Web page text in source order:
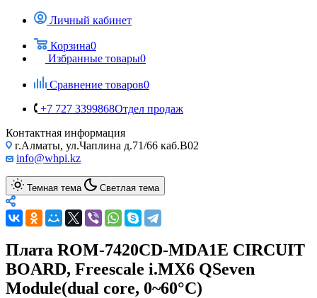
Личный кабинет
Корзина0
Избранные товары0
Сравнение товаров0
+7 727 3399868Отдел продаж
Контактная информация
г.Алматы, ул.Чаплина д.71/66 каб.B02
info@whpi.kz
Темная тема Светлая тема
Плата ROM-7420CD-MDA1E CIRCUIT
BOARD, Freescale i.MX6 QSeven
Module(dual core, 0~60°C)